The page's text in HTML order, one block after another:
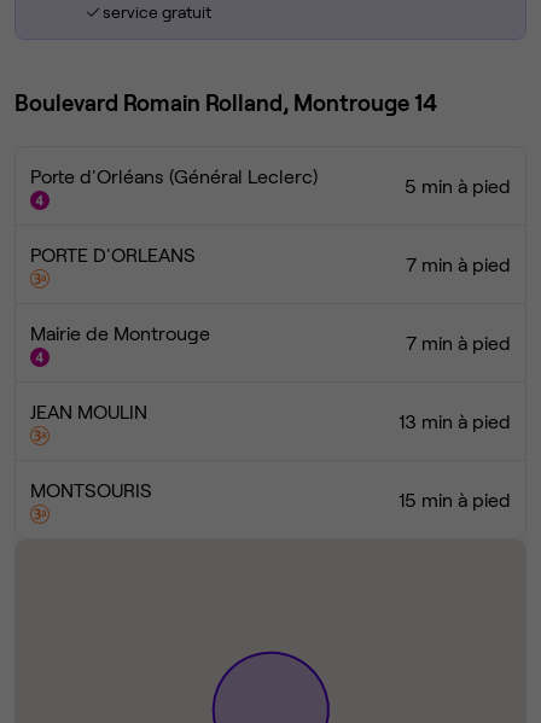
service gratuit
Boulevard Romain Rolland, Montrouge 14
Porte d'Orléans (Général Leclerc) 5 min à pied
PORTE D'ORLEANS 7 min à pied
Mairie de Montrouge 7 min à pied
JEAN MOULIN 13 min à pied
MONTSOURIS 15 min à pied